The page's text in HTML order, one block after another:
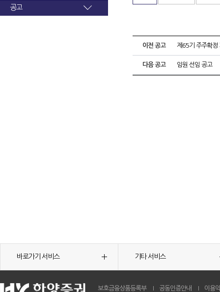
공고
이전 공고 제65기 주주확정
다음 공고 임원 선임 공고
바로가기 서비스 기타 서비스
보호금융상품등록부 공동인증안내 이용